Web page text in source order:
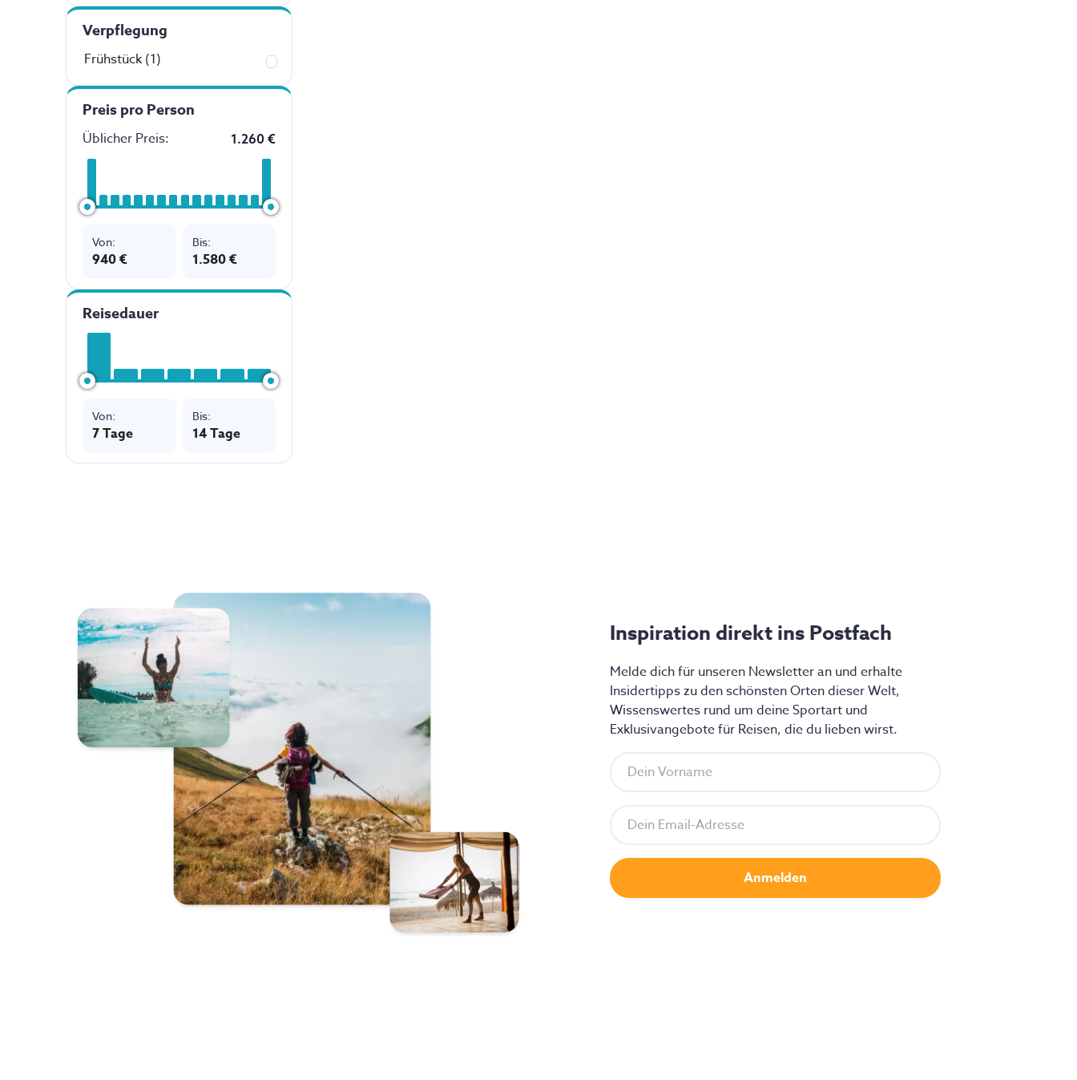
Verpflegung
Frühstück(1)
Preis pro Person
Üblicher Preis: 1.260 €
Von:
940 €
Bis:
1.580 €
Reisedauer
Von:
7Tage
Bis:
14 Tage
Inspiration direkt ins Postfach
Melde dich für unseren Newsletter an und erhalte
Insidertipps zu den schönsten Orten dieser Welt,
Wissenswertes rund um deine Sportart und
Exklusivangebote für Reisen, die du lieben wirst.